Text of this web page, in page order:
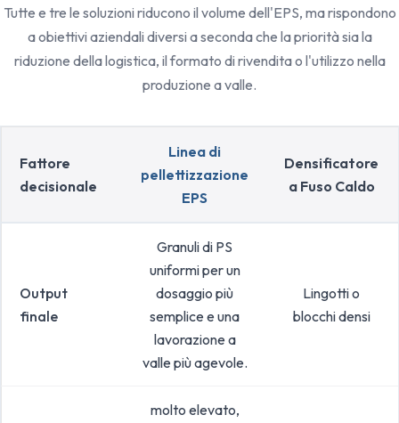
Tutte e tre le soluzioni riducono il volume dell'EPS, ma rispondono
a obiettivi aziendali diversi a seconda che la priorità sia la
riduzione della logistica, il formato di rivendita o l'utilizzo nella
produzione a valle.
Fattore
decisionale
Linea di
pellettizzazione
EPS
Densificatore
a Fuso Caldo
Output
finale
Granuli di PS
uniformi per un
dosaggio più
semplice e una
lavorazione a
valle più agevole.
Lingotti o
blocchi densi
molto elevato,